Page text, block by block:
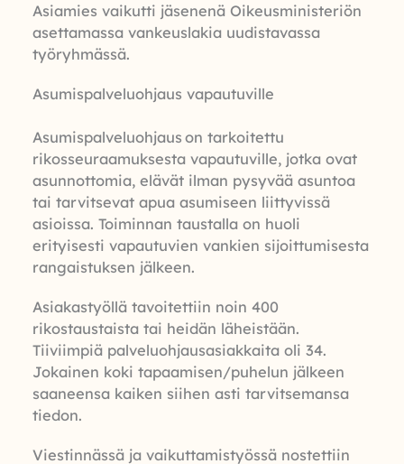
Asiamies vaikutti jäsenenä Oikeusministeriön
asettamassa vankeuslakia uudistavassa
työryhmässä.
Asumispalveluohjaus vapautuville
Asumispalveluohjaus on tarkoitettu
rikosseuraamuksesta vapautuville, jotka ovat
asunnottomia, elävät ilman pysyvää asuntoa
tai tarvitsevat apua asumiseen liittyvissä
asioissa. Toiminnan taustalla on huoli
erityisesti vapautuvien vankien sijoittumisesta
rangaistuksen jälkeen.
Asiakastyöllä tavoitettiin noin 400
rikostaustaista tai heidän läheistään.
Tiiviimpiä palveluohjausasiakkaita oli 34.
Jokainen koki tapaamisen/puhelun jälkeen
saaneensa kaiken siihen asti tarvitsemansa
tiedon.
Viestinnässä ja vaikuttamistyössä nostettiin